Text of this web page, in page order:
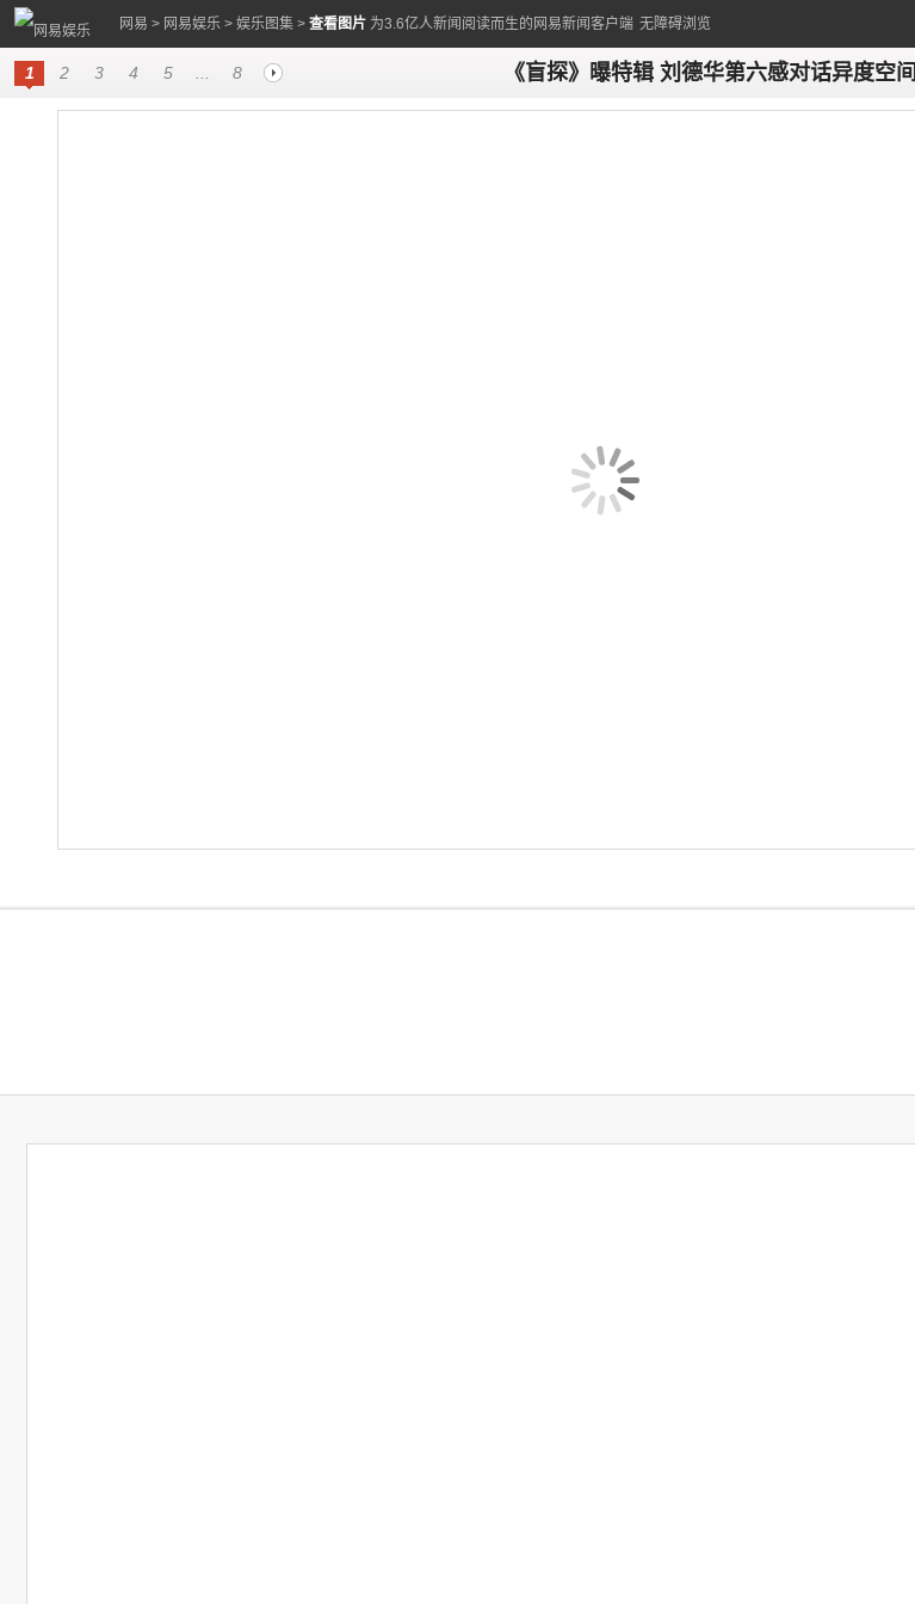
网易 > 网易娱乐 > 娱乐图集 > 查看图片 为3.6亿人新闻阅读而生的网易新闻客户端 无障碍浏览
1 2 3 4 5 8 《盲探》曝特辑 刘德华第六感对话异度空间